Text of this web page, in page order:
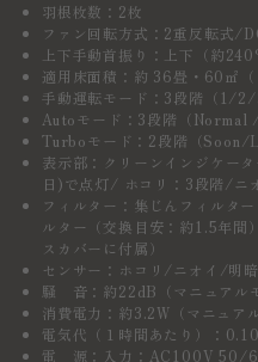
羽根枚数：2枚
ファン回転方式：2重反転式/
上下手動首振り：上下（約240°
適用床面積：約 36畳・60㎡（
手動運転モード：3段階（1/
Autoモード：3段階（
Turboモード：2段階（
表示部：クリーンインジケー
日)で点灯/ ホコリ：3段階/ニ
フィルター：集じんフィルタ
ルター（交換目安：約1.5年間
スカバーに付属）
センサー：ホコリ/ニオイ/明暗
騒 音：約22dB（マニュアル
消費電力：約3.2W（マニュア
電気代（１時間あたり）：
電 源：入力：AC100V 50/